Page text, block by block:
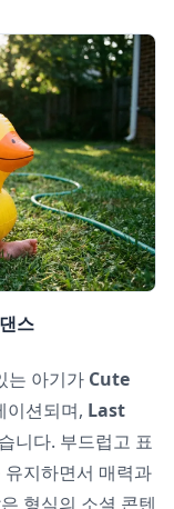
스
는 아기가 Cute
이션되며, Last
니다. 부드럽고 표
지하면서 매력과
형식의 소셜 콘텐